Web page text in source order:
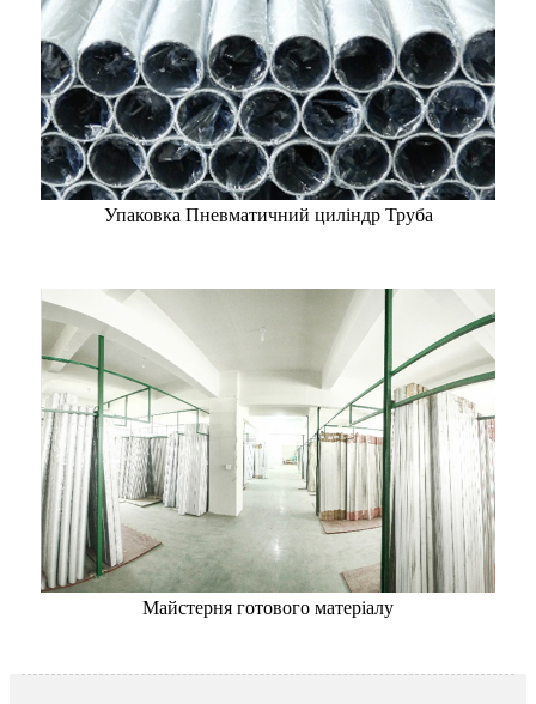
Упаковка Пневматичний циліндр Труба
Майстерня готового матеріалу